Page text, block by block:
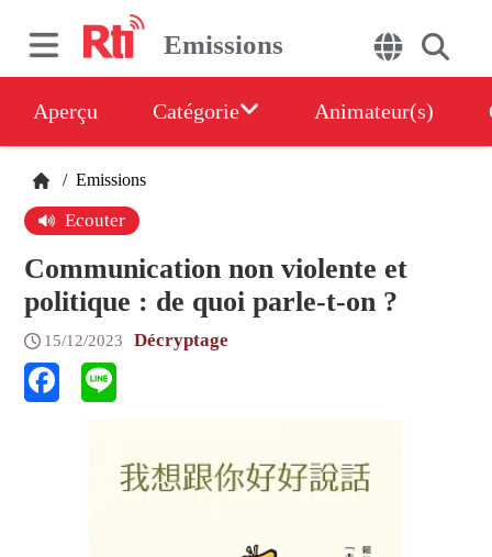
Emissions
Aperçu Catégorie Animateur(s)
/ Emissions
Ecouter
Communication non violente et
politique : de quoi parle-t-on ?
15/12/2023 Décryptage